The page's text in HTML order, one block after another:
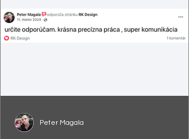
Peter Magala